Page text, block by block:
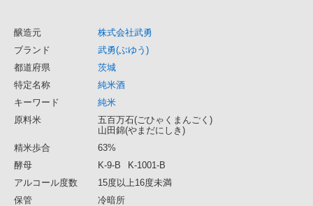
醸造元
株式会社武勇
ブランド
武勇(ぶゆう)
都道府県
茨城
特定名称
純米酒
キーワード
純米
原料米
五百万石(ごひゃくまんごく)
山田錦(やまだにしき)
精米歩合
63%
酵母
K-9-B
K-1001-B
アルコール度数
15度以上16度未満
保管
冷暗所